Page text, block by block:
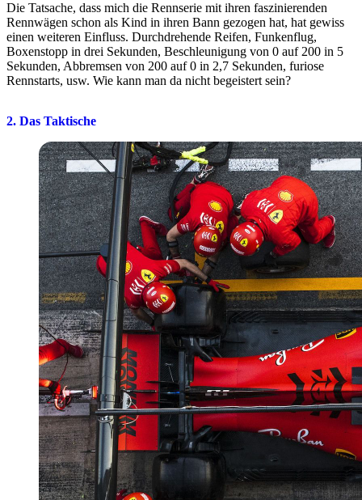
Die Tatsache, dass mich die Rennserie mit ihren faszinierenden
Rennwägen schon als Kind in ihren Bann gezogen hat, hat gewiss
einen weiteren Einfluss. Durchdrehende Reifen, Funkenflug,
Boxenstopp in drei Sekunden, Beschleunigung von 0 auf 200 in 5
Sekunden, Abbremsen von 200 auf 0 in 2,7 Sekunden, furiose
Rennstarts, usw. Wie kann man da nicht begeistert sein?
2. Das Taktische